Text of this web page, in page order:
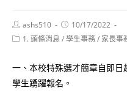
Post
author:
ashs510
Post
published:
10/17/2022
Post1. 頭條消息 /學生事務/ 家長事
一、本校特殊選才簡章自即
學生踴躍報名。